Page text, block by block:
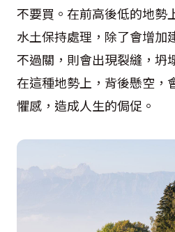
不要買。在前高後低的地勢
水土保持處理，除了會增加
不過關，則會出現裂縫，坍
在這種地勢上，背後懸空，
懼感，造成人生的侷促。